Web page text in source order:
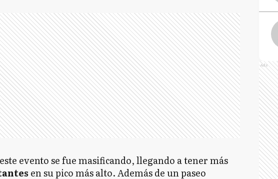
evento se fue masificando, llegando a tener más
en su pico más alto. Además de un paseo
Ads